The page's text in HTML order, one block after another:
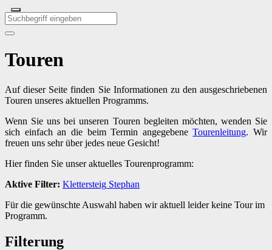
Touren
Auf dieser Seite finden Sie Informationen zu den ausgeschriebenen
Touren unseres aktuellen Programms.
Wenn Sie uns bei unseren Touren begleiten möchten, wenden Sie
sich einfach an die beim Termin angegebeneTourenleitung. Wir
freuen uns sehr über jedes neue Gesicht!
Hier finden Sie unser aktuelles Tourenprogramm:
Aktive Filter: Klettersteig Stephan
Für die gewünschte Auswahl haben wir aktuell leider keine Tour im
Programm.
Filterung